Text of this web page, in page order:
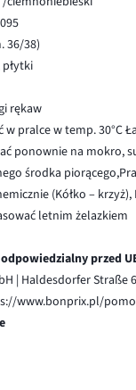
36/38)
rękaw
w pralce w temp. 30°C
ponownie na mokro,
środka
(Kółko – krzyż),
letnim żelazkiem
przed
| Haldesdorfer Straße
www.bonprix.pl/